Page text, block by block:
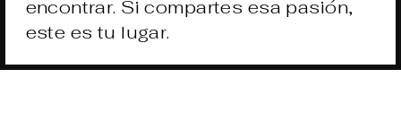
encontrar. Si compartes esa pasión,
este es tu lugar.